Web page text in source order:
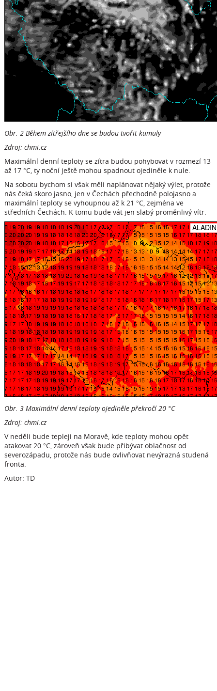
Obr. 2 Během zítřejšího dne se budou tvořit kumuly
Zdroj: chmi.cz
Maximální denní teploty se zítra budou pohybovat v rozmezí 13
až 17 °C, ty noční ještě mohou spadnout ojediněle k nule.
Na sobotu bychom si však měli naplánovat nějaký výlet, protože
nás čeká skoro jasno, jen v Čechách přechodně polojasno a
maximální teploty se vyhoupnou až k 21 °C, zejména ve
středních Čechách. K tomu bude vát jen slabý proměnlivý vítr.
Obr. 3 Maximální denní teploty ojediněle překročí 20 °C
Zdroj: chmi.cz
V neděli bude tepleji na Moravě, kde teploty mohou opět
atakovat 20 °C, zároveň však bude přibývat oblačnost od
severozápadu, protože nás bude ovlivňovat nevýrazná studená
fronta.
Autor: TD